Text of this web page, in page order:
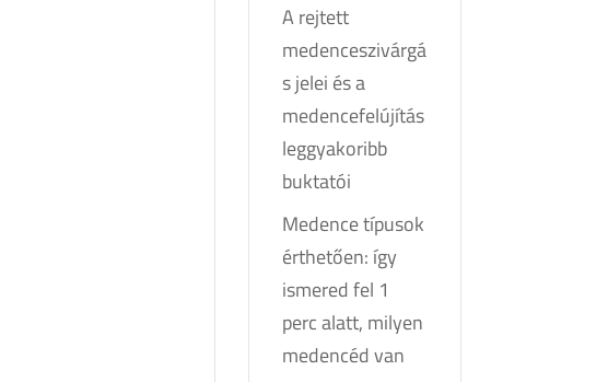
A rejtett
medenceszivárgá
s jelei és a
medencefelújítás
leggyakoribb
buktatói
Medence típusok
érthetően: így
ismered fel 1
perc alatt, milyen
medencéd van